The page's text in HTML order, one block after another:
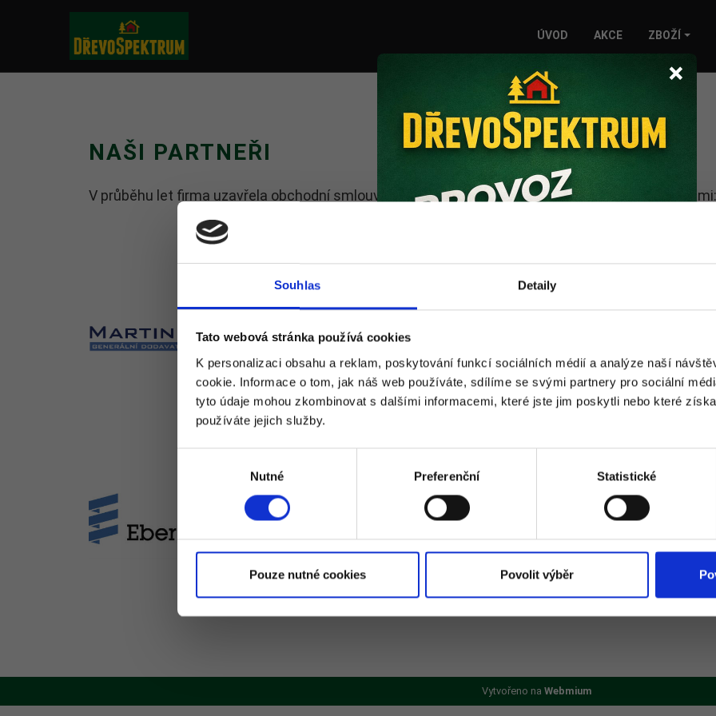
Souhlas Detaily
Tato webová stránka používá cookies
K personalizaci obsahu a reklam, poskytování funkcí sociálních médií a analýze naší
cookie. Informace o tom, jak náš web používáte, sdílíme se svými partnery pro sociální
tyto údaje mohou zkombinovat s dalšími informacemi, které jste jim poskytli nebo které
používáte jejich služby.
Nutné Preferenční Statistické
Pouze nutné cookies Povolit výběr
ÚVOD AKCE ZBOŽÍ
NAŠI PARTNEŘI
V průběhu let firma uzavřela obchodní smlouvy se všemi významnými rakovnickými společnostmi:
Vytvořeno na Webmium
×